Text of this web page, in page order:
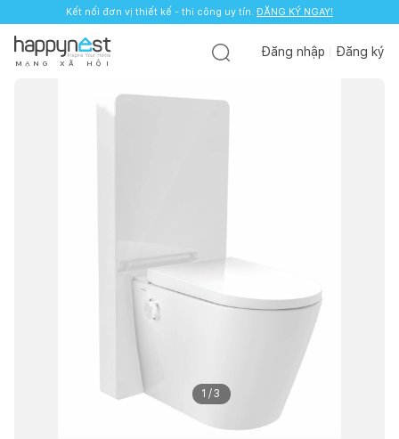
Kết nối đơn vị thiết kế - thi công uy tín. ĐĂNG KÝ NGAY!
M Ạ N G X Ã H Ộ I
Đăng nhập Đăng ký
1 /3